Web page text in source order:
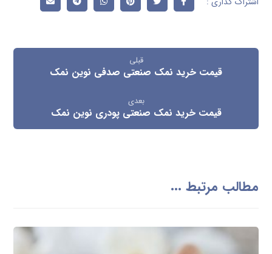
قبلی
قیمت خرید نمک صنعتی صدفی نوین نمک
بعدی
قیمت خرید نمک صنعتی پودری نوین نمک
مطالب مرتبط ...